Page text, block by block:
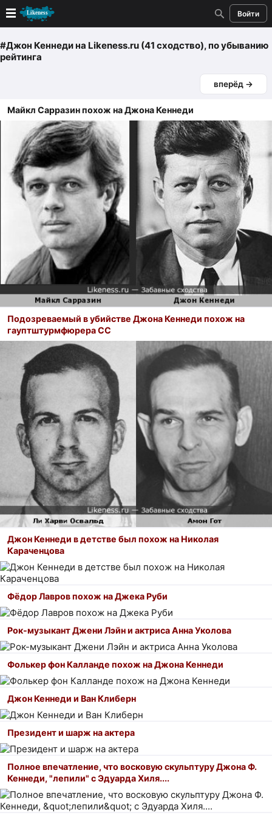
Войти
Новые
Голосование
Кандидаты
Случайное сходство 👍
Создать сходство
Для публикации необходима авторизация
Поиск
#Джон Кеннедина Likeness.ru (41 сходство), по убыванию
рейтинга
вперёд →
Майкл Сарразин похож на Джона Кеннеди
Подозреваемый в убийстве Джона Кеннеди похож на
гауптштурмфюрера СС
Джон Кеннеди в детстве был похож на Николая
Караченцова
Фёдор Лавров похож на Джека Руби
Рок-музыкант Джени Лэйн и актриса Анна Уколова
Фолькер фон Калланде похож на Джона Кеннеди
Джон Кеннеди и Ван Клиберн
Президент и шарж на актера
Полное впечатление, что восковую скульптуру Джона Ф.
Кеннеди, "лепили" с Эдуарда Хиля....